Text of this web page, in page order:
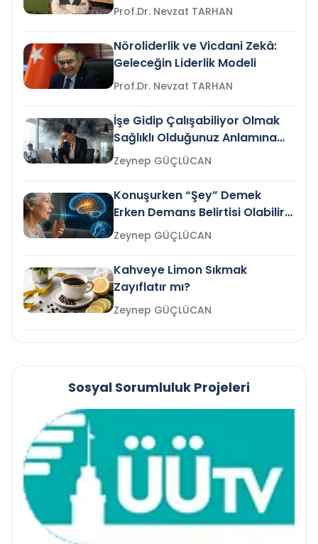
Prof.Dr. Nevzat TARHAN
Nöroliderlik ve Vicdani Zekâ:
Geleceğin Liderlik Modeli
Prof.Dr. Nevzat TARHAN
İşe Gidip Çalışabiliyor Olmak
Sağlıklı Olduğunuz Anlamına
Gelir mi?Zeynep GÜÇLÜCAN
Konuşurken “Şey” Demek
Erken Demans Belirtisi Olabilir
mi?
Zeynep GÜÇLÜCAN
Kahveye Limon Sıkmak
Zayıflatır mı?
Zeynep GÜÇLÜCAN
Sosyal Sorumluluk Projeleri